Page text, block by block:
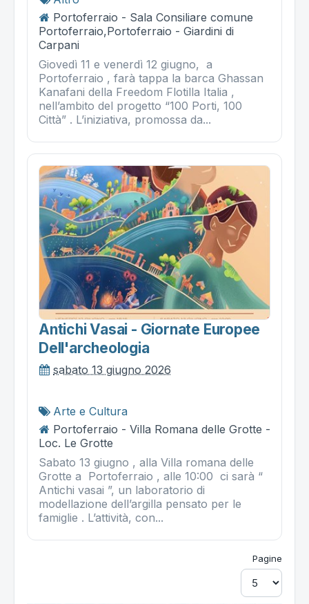
Portoferraio - Sala Consiliare comune
Portoferraio,Portoferraio - Giardini di
Carpani
Giovedì 11 e venerdì 12 giugno, a
Portoferraio , farà tappa la barca Ghassan
Kanafani della Freedom Flotilla Italia ,
nell’ambito del progetto “100 Porti, 100
Città” . L’iniziativa, promossa da...
Antichi Vasai - Giornate Europee
Dell'archeologia
sabato 13 giugno 2026
Arte e Cultura
Portoferraio - Villa Romana delle Grotte -
Loc. Le Grotte
Sabato 13 giugno , alla Villa romana delle
Grotte a Portoferraio , alle 10:00 ci sarà “
Antichi vasai ”, un laboratorio di
modellazione dell’argilla pensato per le
famiglie . L’attività, con...
Pagine